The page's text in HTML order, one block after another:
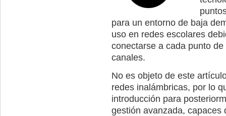
para un entorno de baja
uso en redes escolares
conectarse a cada punto
canales.
No es objeto de este
redes inalámbricas, por lo
introducción para
gestión avanzada, capaces